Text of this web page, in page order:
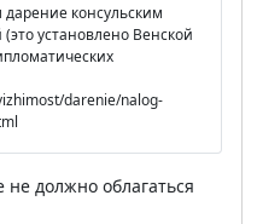
дарение консульским
установлено Венской
darenie/nalog-
должно облагаться